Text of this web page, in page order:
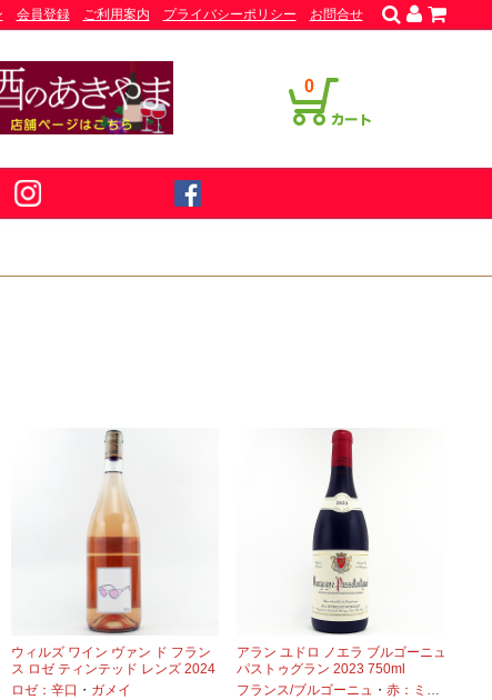
0
会員登録 ご利用案内 プライバシーポリシー お問合せ
・ ガメイ・
ウィルズ ワイン ヴァン ド フラン
ス ロゼ ティンテッド レンズ 2024
750ml
ロゼ：辛口 ・ ガメイ
アラン ユドロ ノエラ ブルゴーニュ
パストゥグラン 2023 750ml
フランス/ブルゴーニュ ・ 赤：ミディアムボディ